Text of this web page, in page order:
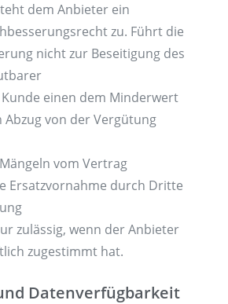
dem Anbieter ein
zu. Führt die
nicht zur Beseitigung des
einen dem Minderwert
von der Vergütung
vom Vertrag
Ersatzvornahme durch Dritte
zulässig, wenn der Anbieter
zugestimmt hat.
Datenverfügbarkeit